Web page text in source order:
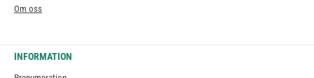
Om oss
INFORMATION